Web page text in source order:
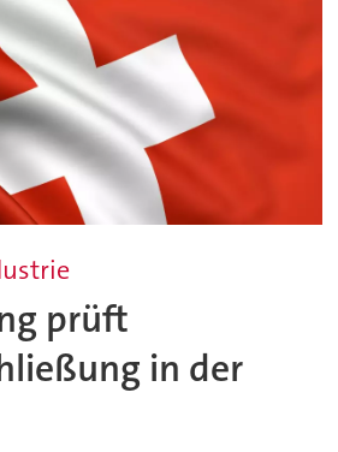
prüft
in der